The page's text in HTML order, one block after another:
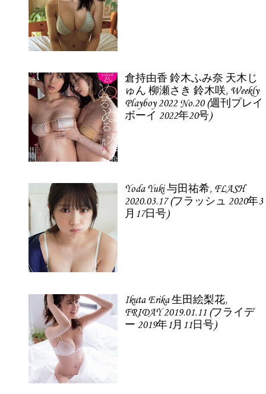
倉持由香 鈴木ふみ奈 天木じ
ゅん 柳瀬さき 鈴木咲, Weekly
Playboy 2022 No.20 (週刊プレイ
ボーイ 2022年20号)
Yoda Yuki 与田祐希, FLASH
2020.03.17 (フラッシュ 2020年3
月17日号)
Ikuta Erika 生田絵梨花,
FRIDAY 2019.01.11 (フライデ
ー 2019年1月11日号)